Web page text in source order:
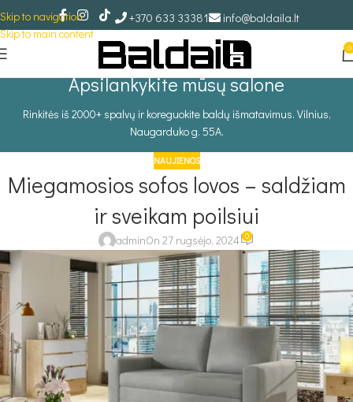
Skip to navigation
Skip to main content
+370 633 33381 info@baldaila.lt
0
Apsilankykite mūsų salone
Rinkitės iš 2000+ spalvų ir koreguokite baldų išmatavimus. Vilnius,
Naugarduko g. 55A.
NAUJIENOS
Miegamosios sofos lovos – saldžiam
ir sveikam poilsiui
adminOn 27 rugsėjo, 2024 0